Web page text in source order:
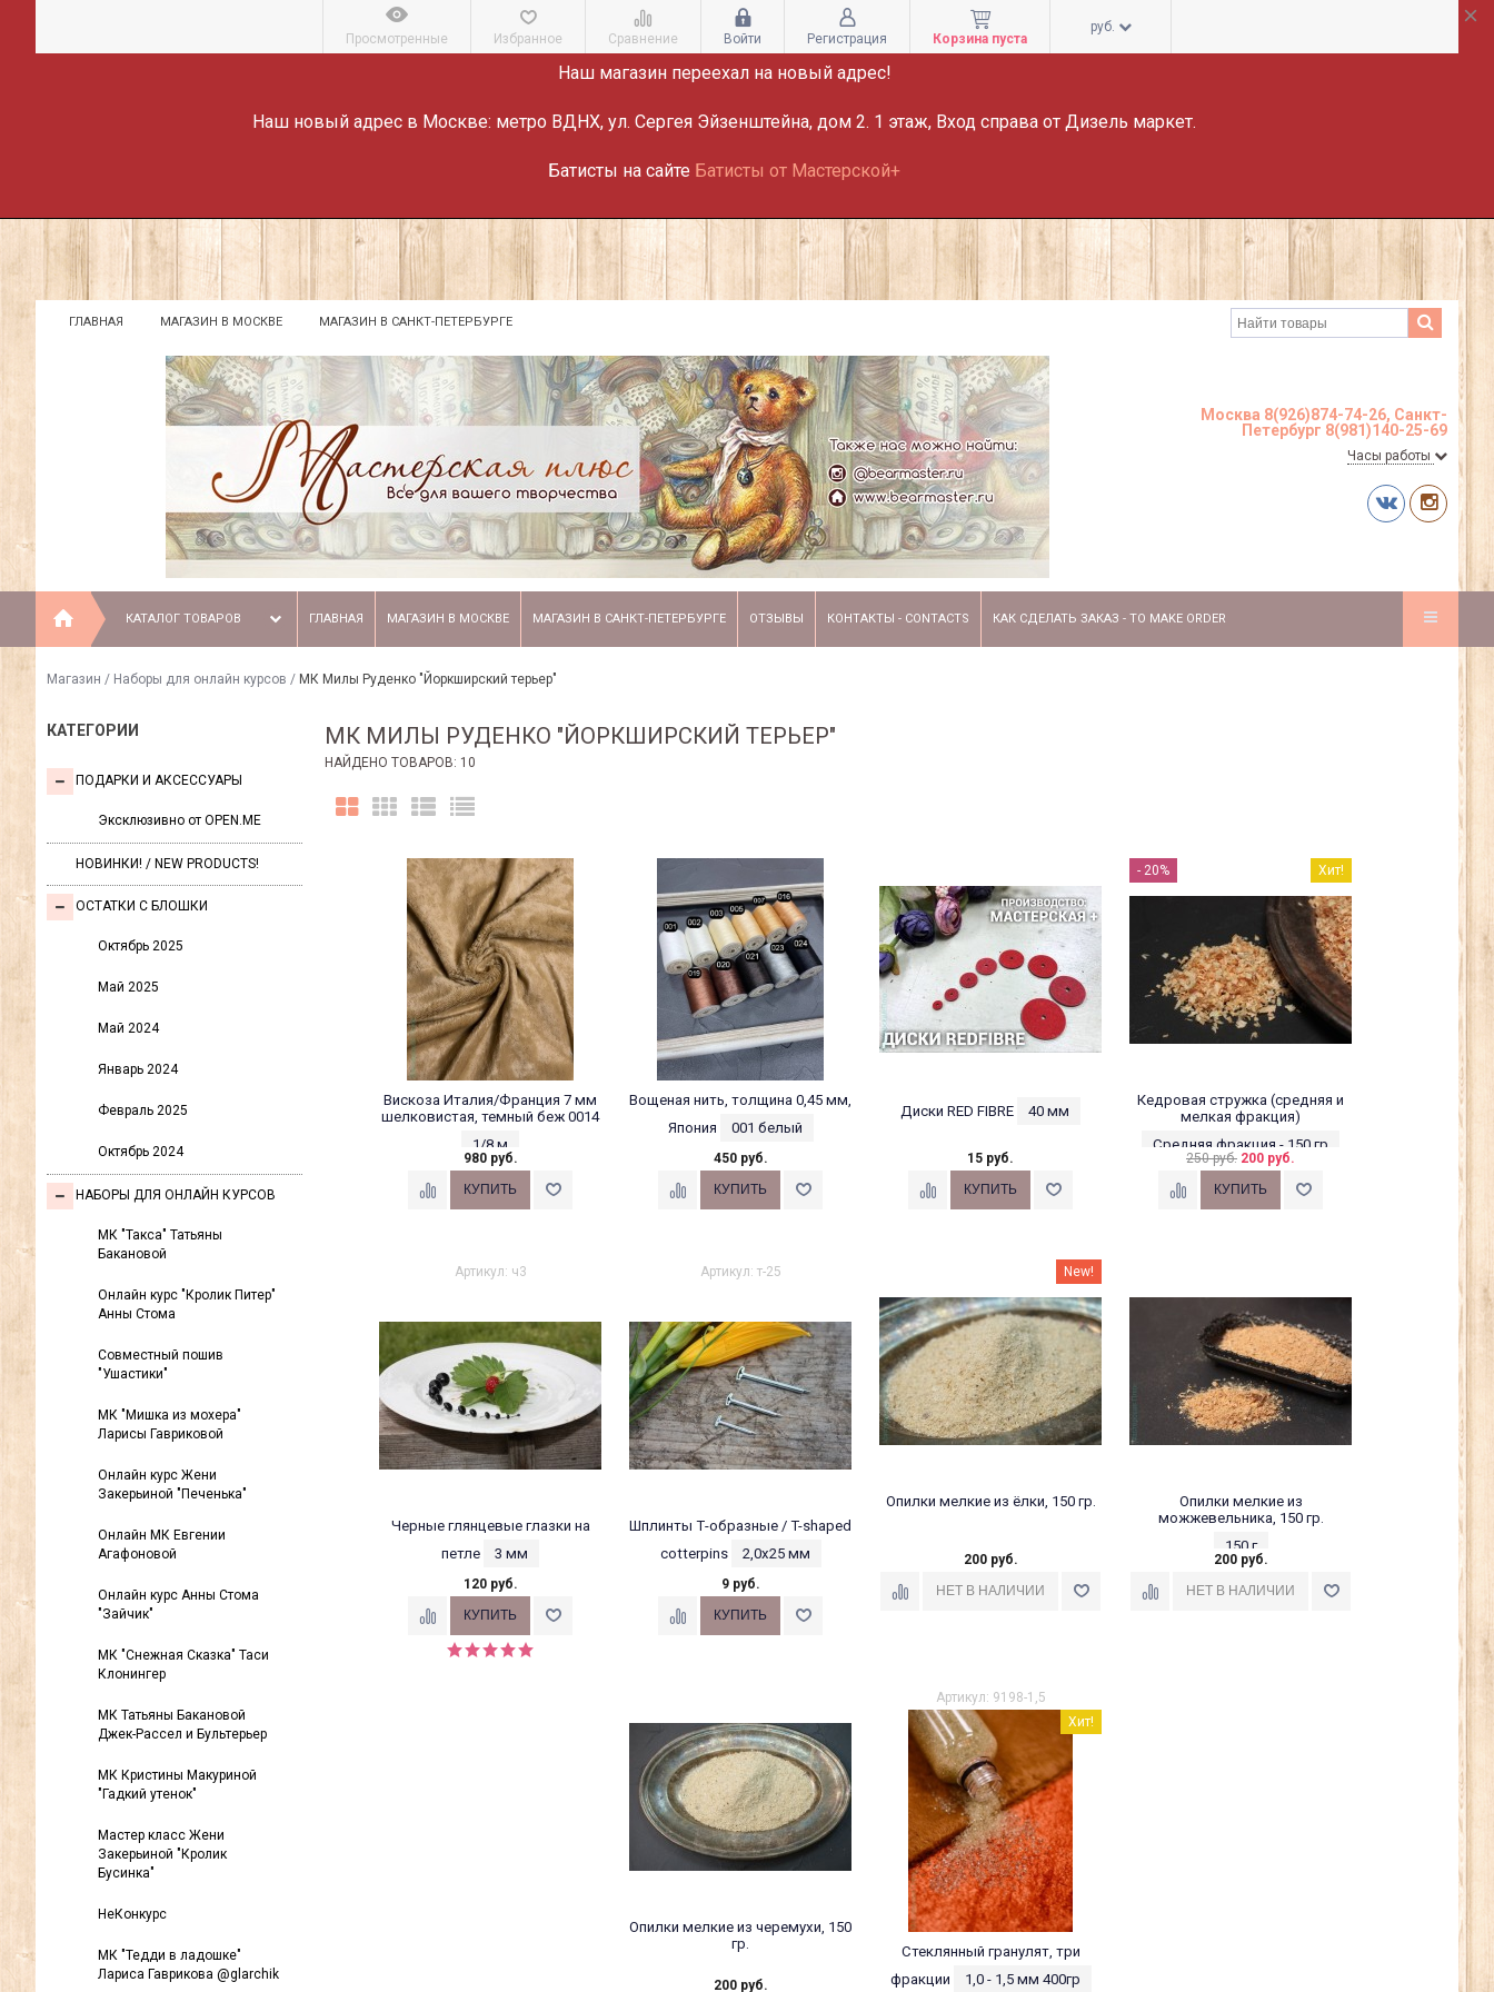
ВНИМАНИЕ!
Наш магазин переехал на новый адрес!
Наш новый адрес в Москве: метро ВДНХ, ул. Сергея Эйзенштейна, дом 2. 1 этаж, Вход справа от Дизель маркет.
Батисты на сайте Батисты от Мастерской+
Просмотренные Избранное Сравнение Войти Регистрация Корзина пуста
руб.
ГЛАВНАЯ МАГАЗИН В МОСКВЕ МАГАЗИН В САНКТ-ПЕТЕРБУРГЕ
Москва 8(926)874-74-26, Санкт-
Петербург 8(981)140-25-69
Часы работы
КАТАЛОГ ТОВАРОВ ГЛАВНАЯ МАГАЗИН В МОСКВЕ МАГАЗИН В САНКТ-ПЕТЕРБУРГЕ ОТЗЫВЫ КОНТАКТЫ - CONTACTS КАК СДЕЛАТЬ ЗАКАЗ - TO MAKE ORDER
Магазин / Наборы для онлайн курсов / МК Милы Руденко "Йоркширский терьер"
КАТЕГОРИИ
ПОДАРКИ И АКСЕССУАРЫ
Эксклюзивно от OPEN.ME
НОВИНКИ! / NEW PRODUCTS!
ОСТАТКИ С БЛОШКИ
Октябрь 2025
Май 2025
Май 2024
Январь 2024
Февраль 2025
Октябрь 2024
НАБОРЫ ДЛЯ ОНЛАЙН КУРСОВ
МК "Такса" Татьяны
Бакановой
Онлайн курс "Кролик Питер"
Анны Стома
Совместный пошив
"Ушастики"
МК "Мишка из мохера"
Ларисы Гавриковой
Онлайн курс Жени
Закерьиной "Печенька"
Онлайн МК Евгении
Агафоновой
Онлайн курс Анны Стома
"Зайчик"
МК "Снежная Сказка" Таси
Клонингер
МК Татьяны Бакановой
Джек-Рассел и Бультерьер
МК Кристины Макуриной
"Гадкий утенок"
Мастер класс Жени
Закерьиной "Кролик
Бусинка"
НеКонкурс
МК "Тедди в ладошке"
Лариса Гаврикова @glarchik
МК МИЛЫ РУДЕНКО "ЙОРКШИРСКИЙ ТЕРЬЕР"
НАЙДЕНО ТОВАРОВ: 10
Вискоза Италия/Франция 7 мм
шелковистая, темный беж 0014
1/8 м
980 руб.
Вощеная нить, толщина 0,45 мм,
Япония
001 белый
450 руб.
Диски RED FIBRE 40 мм
15 руб.
- 20% Хит!
Кедровая стружка (средняя и
мелкая фракция)
Средняя фракция - 150 гр
250 руб. 200 руб.
Артикул: ч3
Черные глянцевые глазки на
петле
3 мм
120 руб.
Артикул: т-25
Шплинты Т-образные / T-shaped
cotterpins
2,0х25 мм
9 руб.
New!
Опилки мелкие из ёлки, 150 гр.
200 руб.
Опилки мелкие из
можжевельника, 150 гр.
150 г
200 руб.
Опилки мелкие из черемухи, 150
гр.
200 руб.
Артикул: 9198-1,5
Хит!
Стеклянный гранулят, три
фракции
1,0 - 1,5 мм 400гр